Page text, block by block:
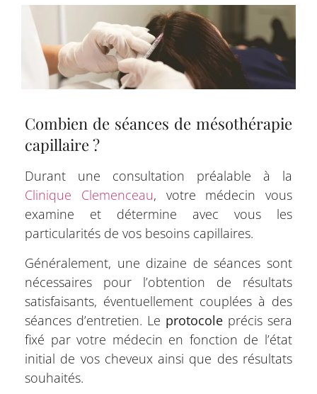
Combien de séances de mésothérapie
capillaire ?
Durant une consultation préalable à la
Clinique Clemenceau, votre médecin vous
examine et détermine avec vous les
particularités de vos besoins capillaires.
Généralement, une dizaine de séances sont
nécessaires pour l’obtention de résultats
satisfaisants, éventuellement couplées à des
séances d’entretien. Le protocole précis sera
fixé par votre médecin en fonction de l’état
initial de vos cheveux ainsi que des résultats
souhaités.